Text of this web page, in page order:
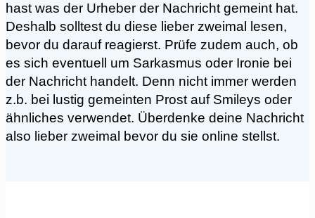
hast was der Urheber der Nachricht gemeint hat.
Deshalb solltest du diese lieber zweimal lesen,
bevor du darauf reagierst. Prüfe zudem auch, ob
es sich eventuell um Sarkasmus oder Ironie bei
der Nachricht handelt. Denn nicht immer werden
z.b. bei lustig gemeinten Prost auf Smileys oder
ähnliches verwendet. Überdenke deine Nachricht
also lieber zweimal bevor du sie online stellst.